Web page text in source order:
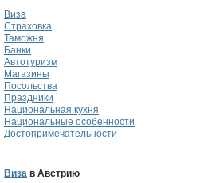
Виза
Страховка
Таможня
Банки
Автотуризм
Магазины
Посольства
Праздники
Национальная кухня
Национальные особенности
Достопримечательности
Виза в Австрию